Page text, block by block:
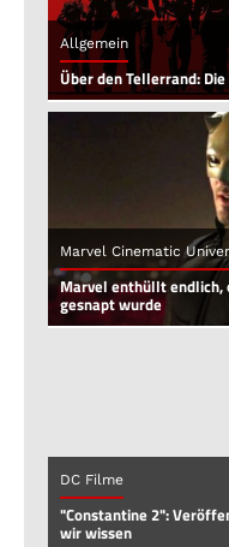
Allgemein
Über den Tellerrand:
Marvel Cinematic
Marvel enthüllt endlich,
gesnapt wurde
DC Filme
"Constantine 2":
wir wissen